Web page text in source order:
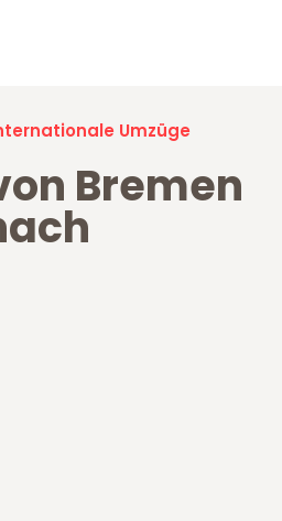
Umzüge
Bremen